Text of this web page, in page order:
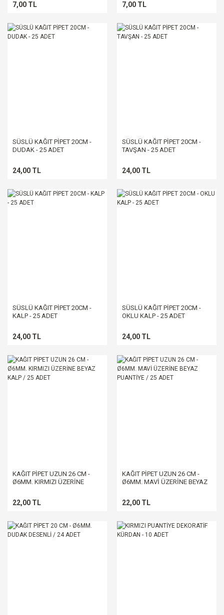
7,00 TL 7,00 TL
SÜSLÜ KAĞIT PİPET 20CM -
DUDAK - 25 ADET
24,00 TL
SÜSLÜ KAĞIT PİPET 20CM -
TAVŞAN - 25 ADET
24,00 TL
SÜSLÜ KAĞIT PİPET 20CM -
KALP - 25 ADET
24,00 TL
SÜSLÜ KAĞIT PİPET 20CM -
OKLU KALP - 25 ADET
24,00 TL
KAĞIT PİPET UZUN 26 CM -
Ø6MM. KIRMIZI ÜZERİNE
22,00 TL
KAĞIT PİPET UZUN 26 CM -
Ø6MM. MAVİ ÜZERİNE BEYAZ
22,00 TL